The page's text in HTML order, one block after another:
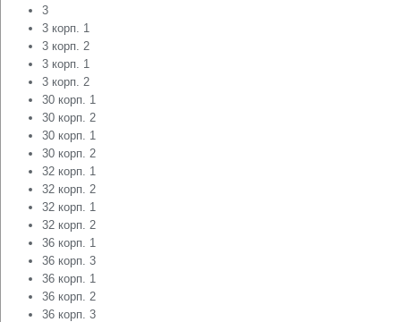
3
3 корп. 1
3 корп. 2
3 корп. 1
3 корп. 2
30 корп. 1
30 корп. 2
30 корп. 1
30 корп. 2
32 корп. 1
32 корп. 2
32 корп. 1
32 корп. 2
36 корп. 1
36 корп. 3
36 корп. 1
36 корп. 2
36 корп. 3